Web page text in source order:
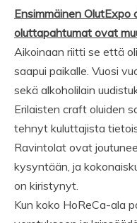
Ensimmäinen OlutExpo
oluttapahtumat ovat
Aikoinaan riitti se että
saapui paikalle. Vuosi
sekä alkoholilain
Erilaisten craft oluiden
tehnyt kuluttajista
Ravintolat ovat
kysyntään, ja
on kiristynyt.
Kun koko HoReCa-ala